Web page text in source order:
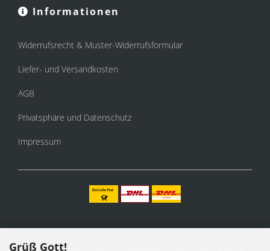
Grüß Gott!
Informationen
Widerrufsrecht & Muster-Widerrufsformular
Liefer- und Versandkosten
AGB
Privatsphäre und Datenschutz
Impressum
Mehrwertsteuer, zzgl.